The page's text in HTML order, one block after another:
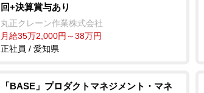
回+決算賞与あり
丸正クレーン作業株式会社
月給35万2,000円～38万円
正社員 / 愛知県
「BASE」プロダクトマネジメント・マネ